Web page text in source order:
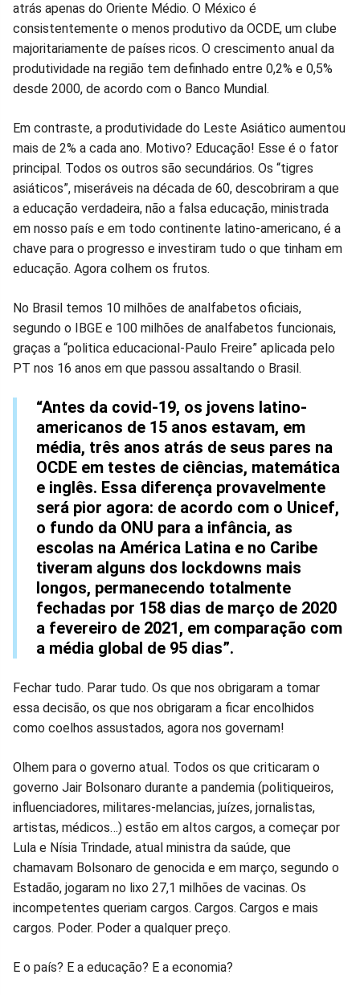
atrás apenas do Oriente Médio. O México é
consistentemente o menos produtivo da OCDE, um clube
majoritariamente de países ricos. O crescimento anual da
produtividade na região tem definhado entre 0,2% e 0,5%
desde 2000, de acordo com o Banco Mundial.
Em contraste, a produtividade do Leste Asiático aumentou
mais de 2% a cada ano. Motivo? Educação! Esse é o fator
principal. Todos os outros são secundários. Os “tigres
asiáticos”, miseráveis na década de 60, descobriram a que
a educação verdadeira, não a falsa educação, ministrada
em nosso país e em todo continente latino-americano, é a
chave para o progresso e investiram tudo o que tinham em
educação. Agora colhem os frutos.
No Brasil temos 10 milhões de analfabetos oficiais,
segundo o IBGE e 100 milhões de analfabetos funcionais,
graças a “politica educacional-Paulo Freire” aplicada pelo
PT nos 16 anos em que passou assaltando o Brasil.
“Antes da covid-19, os jovens latino-
americanos de 15 anos estavam, em
média, três anos atrás de seus pares na
OCDE em testes de ciências, matemática
e inglês. Essa diferença provavelmente
será pior agora: de acordo com o Unicef,
o fundo da ONU para a infância, as
escolas na América Latina e no Caribe
tiveram alguns dos lockdowns mais
longos, permanecendo totalmente
fechadas por 158 dias de março de 2020
a fevereiro de 2021, em comparação com
a média global de 95 dias”.
Fechar tudo. Parar tudo. Os que nos obrigaram a tomar
essa decisão, os que nos obrigaram a ficar encolhidos
como coelhos assustados, agora nos governam!
Olhem para o governo atual. Todos os que criticaram o
governo Jair Bolsonaro durante a pandemia (politiqueiros,
influenciadores, militares-melancias, juízes, jornalistas,
artistas, médicos…) estão em altos cargos, a começar por
Lula e Nísia Trindade, atual ministra da saúde, que
chamavam Bolsonaro de genocida e em março, segundo o
Estadão, jogaram no lixo 27,1 milhões de vacinas. Os
incompetentes queriam cargos. Cargos. Cargos e mais
cargos. Poder. Poder a qualquer preço.
E o país? E a educação? E a economia?